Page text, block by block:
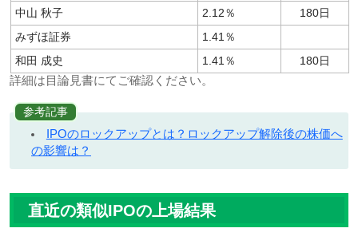
中山 秋子
2.12％
180日
みずほ証券
1.41％
和田 成史
1.41％ 180日
詳細は目論見書にてご確認ください。
参考記事
IPOのロックアップとは？ロックアップ解除後の株価へ
の影響は？
直近の類似IPOの上場結果